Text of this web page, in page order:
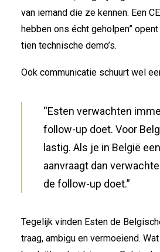
van iemand die ze kennen. Een
hebben ons écht geholpen”
tien technische demo’s.
Ook communicatie schuurt wel
“Esten verwachten
follow-up doet. Voor
lastig. Als je in België
aanvraagt dan
de follow-up doet.”
Tegelijk vinden Esten de
traag, ambigu en vermoeiend.